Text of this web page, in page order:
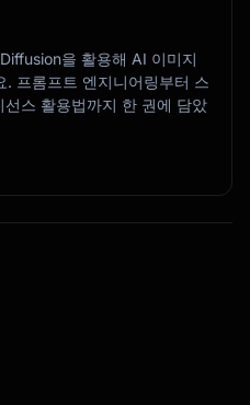
을 활용해 AI 이미지
프롬프트 엔지니어링부터 스
스 활용법까지 한 권에 담았